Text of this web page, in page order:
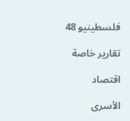
فلسطينيو 48
تقارير خاصة
اقتصاد
الأسرى